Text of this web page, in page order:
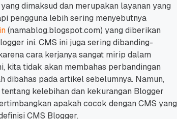
dimaksud dan merupakan layanan yang
pengguna lebih sering menyebutnya
(namablog.blogspot.com) yang diberikan
ini. CMS ini juga sering dibanding-
cara kerjanya sangat mirip dalam
kita tidak akan membahas perbandingan
dibahas pada artikel sebelumnya. Namun,
kelebihan dan kekurangan Blogger
apakah cocok dengan CMS yang
CMS Blogger.